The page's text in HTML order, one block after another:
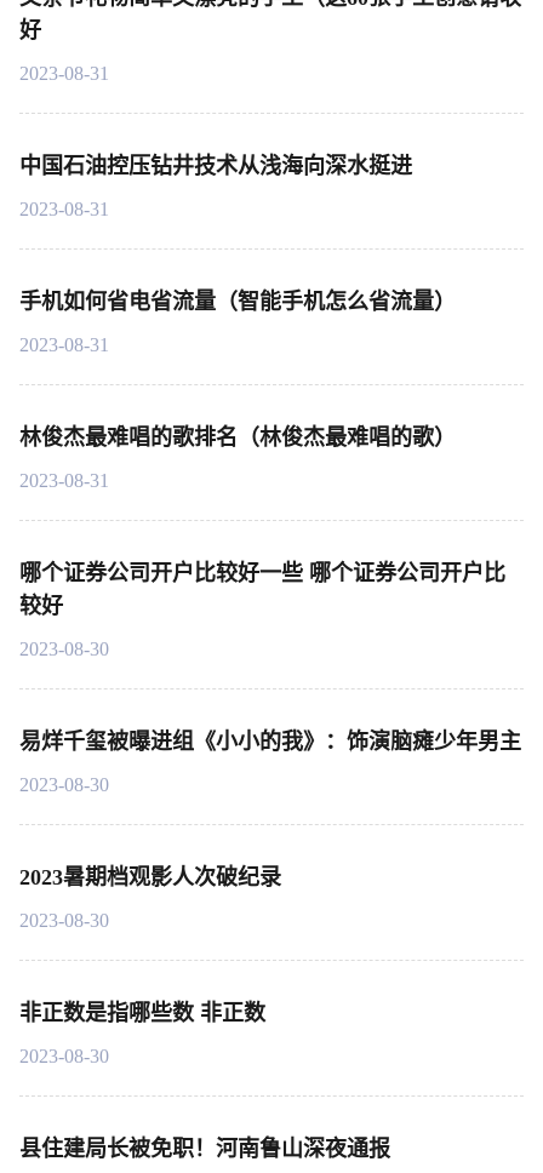
好
2023-08-31
中国石油控压钻井技术从浅海向深水挺进
2023-08-31
手机如何省电省流量（智能手机怎么省流量）
2023-08-31
林俊杰最难唱的歌排名（林俊杰最难唱的歌）
2023-08-31
哪个证券公司开户比较好一些 哪个证券公司开户比
较好
2023-08-30
易烊千玺被曝进组《小小的我》：饰演脑瘫少年男主
2023-08-30
2023暑期档观影人次破纪录
2023-08-30
非正数是指哪些数 非正数
2023-08-30
县住建局长被免职！河南鲁山深夜通报